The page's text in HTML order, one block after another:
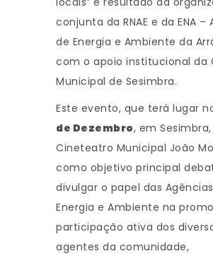
conjunta da RNAE e da ENA –
de Energia e Ambiente da
com o apoio institucional da
Municipal de Sesimbra.
Este evento, que terá lugar
de Dezembro, em
Cineteatro Municipal João
como objetivo principal
divulgar o papel das
Energia e Ambiente na
participação ativa dos
agentes da comunidade,